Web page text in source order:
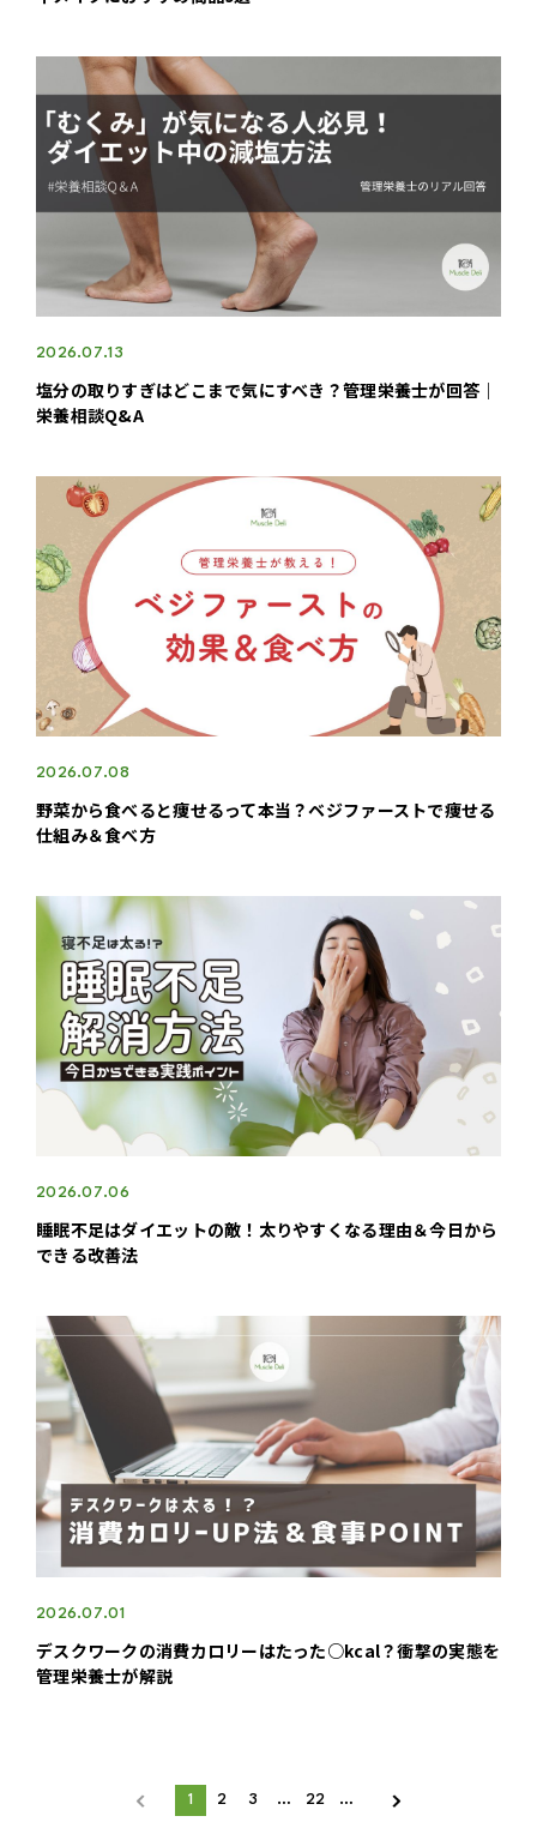
2026.07.13
塩分の取りすぎはどこまで気にすべき？管理栄養士が回答｜
栄養相談Q&A
2026.07.08
野菜から食べると痩せるって本当？ベジファーストで痩せる
仕組み＆食べ方
2026.07.06
睡眠不足はダイエットの敵！太りやすくなる理由＆今日から
できる改善法
2026.07.01
デスクワークの消費カロリーはたった○kcal？衝撃の実態を
管理栄養士が解説
1 2 3 … 22 …